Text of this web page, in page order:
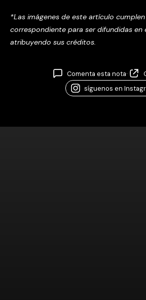
*Las imágenes de este artículo
correspondiente para ser difundidas en
atribuyendo sus créditos.
Comenta esta nota·
síguenos en